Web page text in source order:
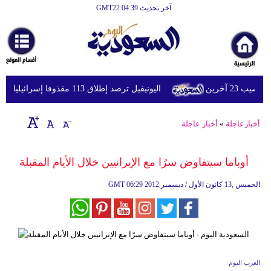
آخر تحديث GMT22:04:39
أخبارعاجلة
رياضة
ثقافة
إقتصاد
وموسيقى
وتغذية
اليونيفيل ترصد إطلاق 113 مقذوفا إسرائيليا على لبنان خلال يوم واحد
أخبارعاجلة » أخبار عاجلة
أوباما سيتفاوض سرًا مع الإيرانيين خلال الأيام المقبلة
GMT 06:29 2012 الخميس ,13 كانون الأول / ديسمبر
العرب اليوم